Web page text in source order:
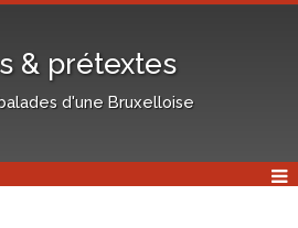
& prétextes
d'une Bruxelloise